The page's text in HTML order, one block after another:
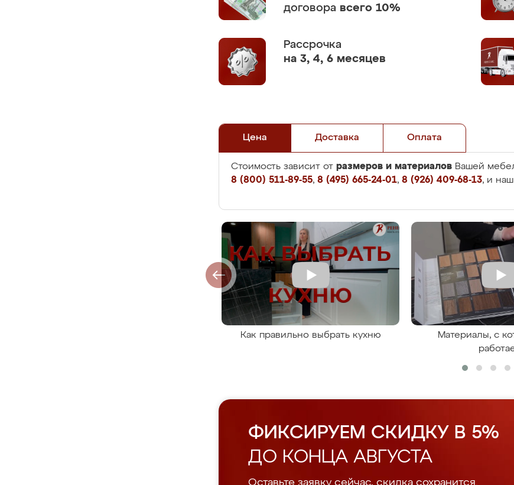
договора всего 10%
Рассрочка
на 3, 4, 6 месяцев
Цена Доставка Оплата
Стоимость зависит от размеров и материалов Вашей
8 (800) 511-89-55, 8 (495) 665-24-01, 8 (926) 409-68-13, и
Как правильно выбрать кухню
Материалы, с
ФИКСИРУЕМ СКИДКУ В 5%
ДО КОНЦА АВГУСТА
Оставьте заявку сейчас, скидка сохранится.